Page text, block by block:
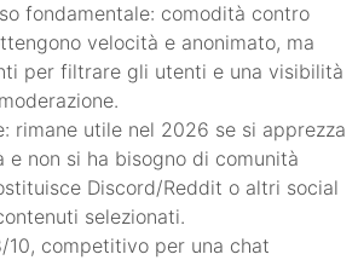
fondamentale: comodità contro
velocità e anonimato, ma
per filtrare gli utenti e una visibilità
rimane utile nel 2026 se si apprezza
e non si ha bisogno di comunità
Discord/Reddit o altri social
selezionati.
10, competitivo per una chat